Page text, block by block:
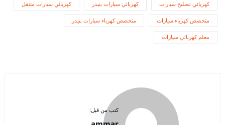
كهربائي تصليح سيارات كهربائي سيارات بنيدر كهربائي سيارات متنقل
متخصص كهرباء سيارات متخصص كهرباء سيارات بنيدر
معلم كهربائي سيارات
كتب من قبل: